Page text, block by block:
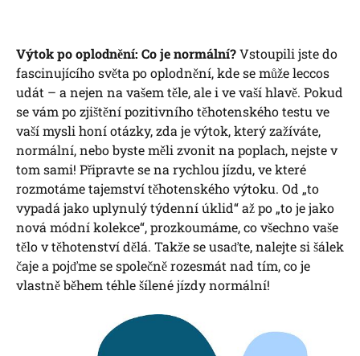
Výtok po oplodnění: Co je normální?Vstoupili jste do
fascinujícího světa po oplodnění, kde se může leccos
udát – a nejen na vašem těle, ale i ve vaší hlavě. Pokud
se vám po zjištění pozitivního těhotenského testu ve
vaší mysli honí otázky, zda je výtok, který zažíváte,
normální, nebo byste měli zvonit na poplach, nejste v
tom sami! Připravte se na rychlou jízdu, ve které
rozmotáme tajemství těhotenského výtoku. Od „to
vypadá jako uplynulý týdenní úklid“ až po „to je jako
nová módní kolekce“, prozkoumáme, co všechno vaše
tělo v těhotenství dělá. Takže se usaďte, nalejte si šálek
čaje a pojďme se společně rozesmát nad tím, co je
vlastně během téhle šílené jízdy normální!